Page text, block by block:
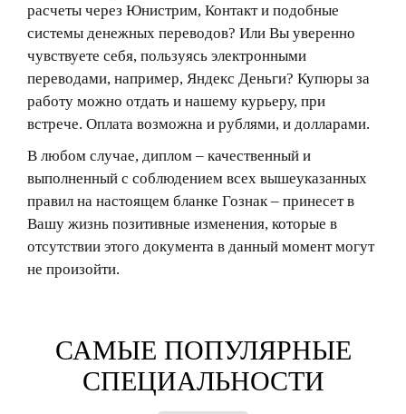
расчеты через Юнистрим, Контакт и подобные
системы денежных переводов? Или Вы уверенно
чувствуете себя, пользуясь электронными
переводами, например, Яндекс Деньги? Купюры за
работу можно отдать и нашему курьеру, при
встрече. Оплата возможна и рублями, и долларами.
В любом случае, диплом – качественный и
выполненный с соблюдением всех вышеуказанных
правил на настоящем бланке Гознак – принесет в
Вашу жизнь позитивные изменения, которые в
отсутствии этого документа в данный момент могут
не произойти.
САМЫЕ ПОПУЛЯРНЫЕ
СПЕЦИАЛЬНОСТИ